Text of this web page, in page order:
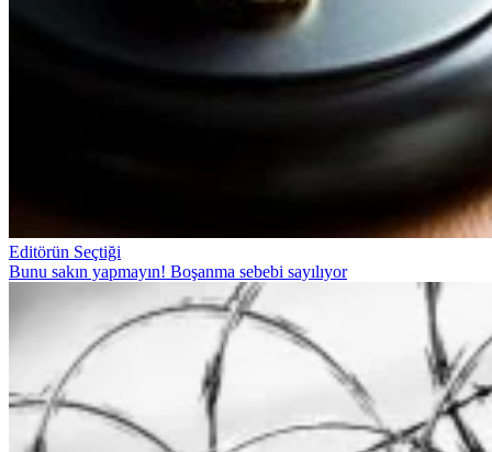
Editörün Seçtiği
Bunu sakın yapmayın! Boşanma sebebi sayılıyor